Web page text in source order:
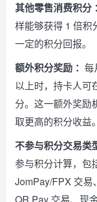
其他零售消费积分 ：
样能够获得 1 倍积
一定的积分回报。
额外积分奖励 ： 每
以上时，持卡人可
分。这一额外奖励
取更高的积分收益。
不参与积分交易类
参与积分计算，包
JomPay/FPX 交易